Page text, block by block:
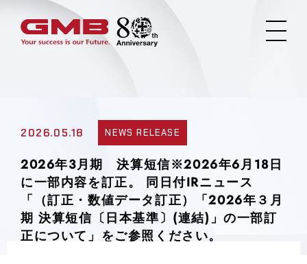
2026.05.18 NEWS RELEASE
2026年3月期 決算短信※2026年6月18日
に一部内容を訂正。 同日付IRニュース
「（訂正・数値データ訂正）「2026年３月
期 決算短信〔日本基準〕(連結)」の一部訂
正について」をご参照ください。